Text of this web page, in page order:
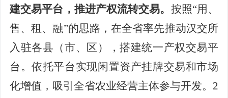
建交易平台，推进产权流转交易。 按照“用、
售、租、融”的思路，在全省率先推动汉交所
入驻各县（市、区），搭建统一产权交易平
台。依托平台实现闲置资产挂牌交易和市场
化增值，吸引全省农业经营主体参与开发。 2